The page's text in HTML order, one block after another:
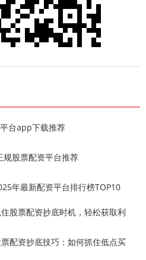
台app下载推荐
股票配资平台推荐
年最新配资平台排行榜TOP10
股票配资抄底时机，轻松获取利
配资抄底技巧：如何抓住低点买